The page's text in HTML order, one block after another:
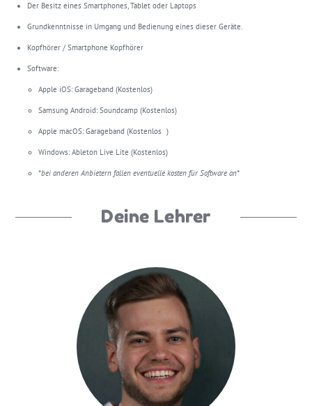
Der Besitz eines Smartphones, Tablet oder Laptops
Grundkenntnisse in Umgang und Bedienung eines dieser Geräte.
Kopfhörer / Smartphone Kopfhörer
Software:
Apple iOS: Garageband (Kostenlos)
Samsung Android: Soundcamp (Kostenlos)
Apple macOS: Garageband (Kostenlos )
Windows: Ableton Live Lite (Kostenlos)
*bei anderen Anbietern fallen eventuelle kosten für Software an*
Deine Lehrer